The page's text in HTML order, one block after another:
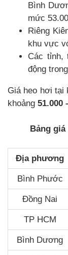
Bình
mức
Riêng
khu vực
Các tỉnh,
động
Giá heo hơi tại
khoảng 51.000
Bảng
Địa phương
Bình Phước
Đồng Nai
TP HCM
Bình Dương